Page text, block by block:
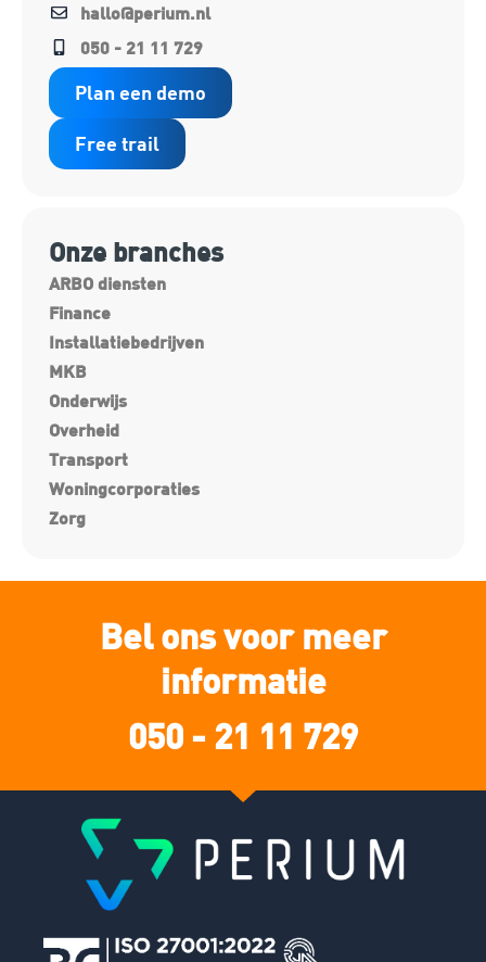
hallo@perium.nl
050 - 21 11 729
Plan een demo
Free trail
Onze branches
ARBO diensten
Finance
Installatiebedrijven
MKB
Onderwijs
Overheid
Transport
Woningcorporaties
Zorg
Bel ons voor meer
informatie
050 - 21 11 729